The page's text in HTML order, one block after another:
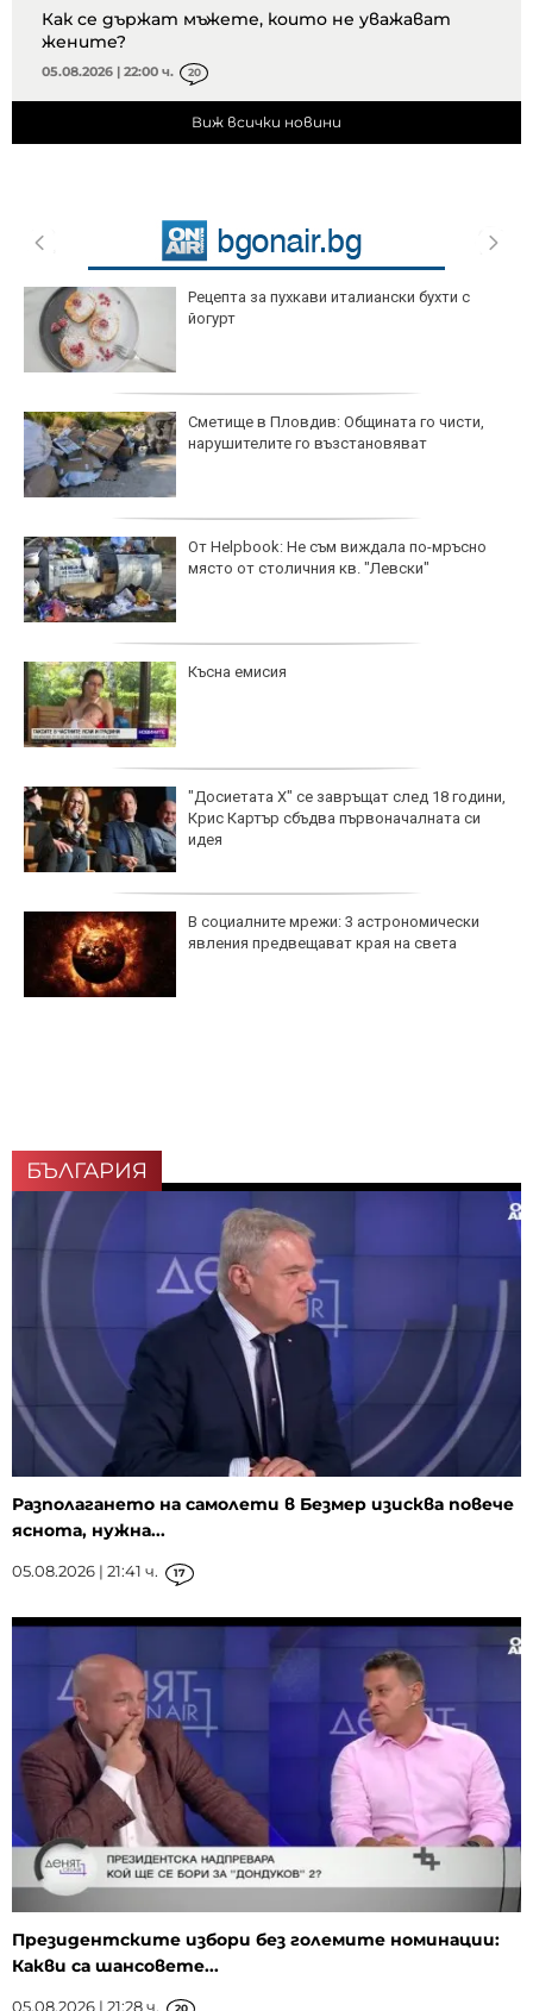
Как се държат мъжете, които не уважават
жените?
05.08.2026 | 22:00 ч. 20
Виж всички новини
Рецепта за пухкави италиански бухти с
йогурт
Сметище в Пловдив: Общината го чисти,
нарушителите го възстановяват
От Helpbook: Не съм виждала по-мръсно
място от столичния кв. "Левски"
Късна емисия
"Досиетата Х" се завръщат след 18 години,
Крис Картър сбъдва първоначалната си
идея
В социалните мрежи: 3 астрономически
явления предвещават края на света
БЪЛГАРИЯ
Разполагането на самолети в Безмер изисква повече
яснота, нужна...
05.08.2026 | 21:41 ч. 17
Президентските избори без големите номинации:
Какви са шансовете...
05.08.2026 | 21:28 ч. 20